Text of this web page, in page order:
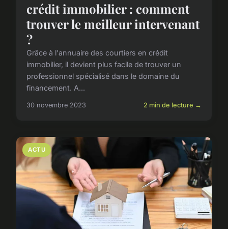
crédit immobilier : comment
trouver le meilleur intervenant
?
Grâce à l'annuaire des courtiers en crédit
immobilier, il devient plus facile de trouver un
professionnel spécialisé dans le domaine du
financement. A...
30 novembre 2023 2 min de lecture →
ACTU